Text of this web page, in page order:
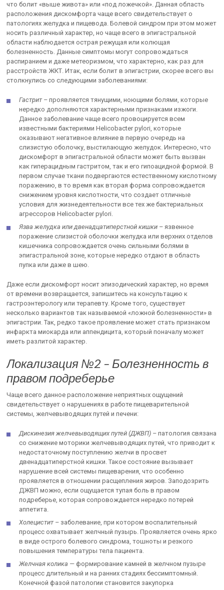
что болит «выше живота» или «под ложечкой». Данная область
расположения дискомфорта чаще всего свидетельствует о
патологиях желудка и пищевода. Болевой синдром при этом может
носить различный характер, но чаще всего в эпигастральной
области наблюдается острая режущая или колющая
болезненность. Данные симптомы могут сопровождаться
распиранием и даже метеоризмом, что характерно, как раз для
расстройств ЖКТ. Итак, если болит в эпигастрии, скорее всего вы
столкнулись со следующими заболеваниями:
Гастрит – проявляется тянущими, ноющими болями, которые
нередко дополняются характерными признаками изжоги.
Данное заболевание чаще всего провоцируется всем
известными бактериями Helicobacter pylori, которые
оказывают негативное влияние в первую очередь на
слизистую оболочку, выстилающую желудок. Интересно, что
дискомфорт в эпигастральной области может быть вызван
как гиперацидным гастритом, так и его гипоацидной формой. В
первом случае ткани подвергаются естественному кислотному
поражению, в то время как вторая форма сопровождается
снижением уровня кислотности, что создает отличные
условия для жизнедеятельности все тех же бактериальных
агрессоров Helicobacter pylori.
Язва желудка или двенадцатиперстной кишки – язвенное
поражение слизистой оболочки желудка или верхних отделов
кишечника сопровождается очень сильными болями в
эпигастральной зоне, которые нередко отдают в область
пупка или даже в шею.
Даже если дискомфорт носит эпизодический характер, но время
от времени возвращается, запишитесь на консультацию к
гастроэнтерологу или терапевту. Кроме того, существует
несколько вариантов так называемой «ложной болезненности» в
эпигастрии. Так, редко такое проявление может стать признаком
инфаркта миокарда или аппендицита, который поначалу может
иметь разлитой характер.
Локализация №2 – Болезненность в
правом подреберье
Чаще всего данное расположение неприятных ощущений
свидетельствует о нарушениях в работе пищеварительной
системы, желчевыводящих путей и печени:
Дискинезия желчевыводящих путей (ДЖВП) – патология связана
со снижение моторики желчевыводящих путей, что приводит к
недостаточному поступлению желчи в просвет
двенадцатиперстной кишки. Такое состояние вызывает
нарушение всей системы пищеварения, что особенно
проявляется в отношении расщепления жиров. Заподозрить
ДЖВП можно, если ощущается тупая боль в правом
подреберье, которая сопровождается нередко потерей
аппетита.
Холецистит – заболевание, при котором воспалительный
процесс охватывает желчный пузырь. Проявляется очень ярко
в виде острого болевого синдрома, тошноты и резкого
повышения температуры тела пациента.
Желчная колика — формирование камней в желчном пузыре
процесс длительный и на ранних стадиях бессимптомный.
Конечной фазой патологии становится закупорка